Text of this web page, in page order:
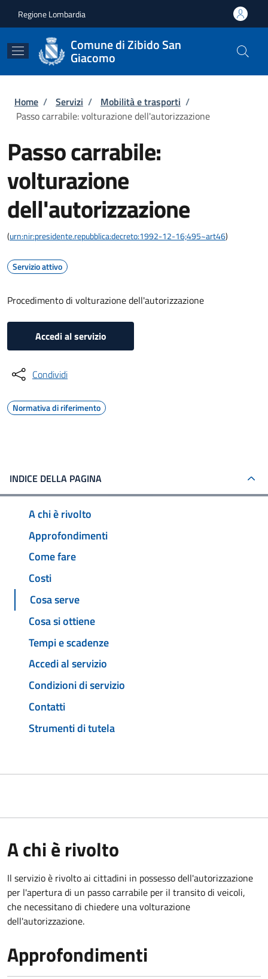
Regione Lombardia
Comune di Zibido San
Giacomo
Briciole di pane
Home / Servizi / Mobilità e trasporti /
Passo carrabile: volturazione dell'autorizzazione
Passo carrabile:
volturazione
dell'autorizzazione
(urn:nir:presidente.repubblica:decreto:1992-12-16;495~art46)
Servizio attivo
Procedimento di volturazione dell'autorizzazione
Accedi al servizio
Condividi
Normativa di riferimento
INDICE DELLA PAGINA
A chi è rivolto
Approfondimenti
Come fare
Costi
Cosa serve
Cosa si ottiene
Tempi e scadenze
Accedi al servizio
Condizioni di servizio
Contatti
Strumenti di tutela
A chi è rivolto
Il servizio è rivolto ai cittadini in possesso dell'autorizzazione
per l'apertura di un passo carrabile per il transito di veicoli,
che necessitano di chiedere una volturazione
dell'autorizzazione.
Approfondimenti